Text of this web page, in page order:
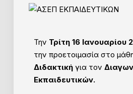
Την Τρίτη 16 Ιανουαρίου
την προετοιμασία στο
Διδακτικήγια τον
Εκπαιδευτικών.